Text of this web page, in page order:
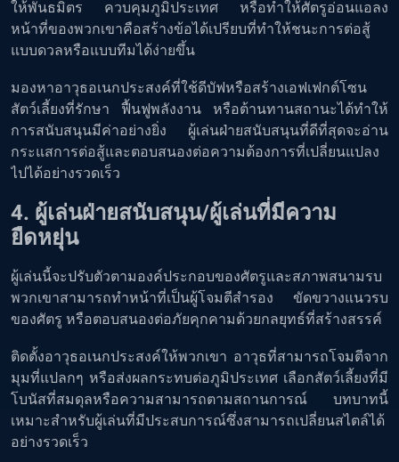
ให้พันธมิตร ควบคุมภูมิประเทศ หรือทำให้ศัตรูอ่อนแอลง
หน้าที่ของพวกเขาคือสร้างข้อได้เปรียบที่ทำให้ชนะการต่อสู้
แบบดวลหรือแบบทีมได้ง่ายขึ้น
มองหาอาวุธอเนกประสงค์ที่ใช้ดีบัฟหรือสร้างเอฟเฟกต์โซน
สัตว์เลี้ยงที่รักษา ฟื้นฟูพลังงาน หรือต้านทานสถานะได้ทำให้
การสนับสนุนมีค่าอย่างยิ่ง ผู้เล่นฝ่ายสนับสนุนที่ดีที่สุดจะอ่าน
กระแสการต่อสู้และตอบสนองต่อความต้องการที่เปลี่ยนแปลง
ไปได้อย่างรวดเร็ว
4. ผู้เล่นฝ่ายสนับสนุน/ผู้เล่นที่มีความ
ยืดหยุ่น
ผู้เล่นนี้จะปรับตัวตามองค์ประกอบของศัตรูและสภาพสนามรบ
พวกเขาสามารถทำหน้าที่เป็นผู้โจมตีสำรอง ขัดขวางแนวรบ
ของศัตรู หรือตอบสนองต่อภัยคุกคามด้วยกลยุทธ์ที่สร้างสรรค์
ติดตั้งอาวุธอเนกประสงค์ให้พวกเขา อาวุธที่สามารถโจมตีจาก
มุมที่แปลกๆ หรือส่งผลกระทบต่อภูมิประเทศ เลือกสัตว์เลี้ยงที่มี
โบนัสที่สมดุลหรือความสามารถตามสถานการณ์ บทบาทนี้
เหมาะสำหรับผู้เล่นที่มีประสบการณ์ซึ่งสามารถเปลี่ยนสไตล์ได้
อย่างรวดเร็ว